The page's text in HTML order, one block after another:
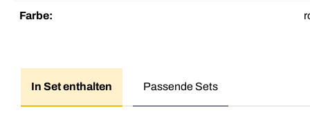
Farbe:
In Set enthalten Passende Sets